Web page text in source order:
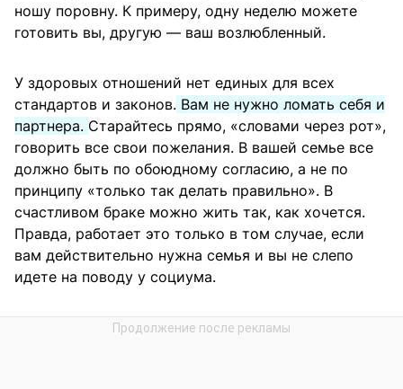
ношу поровну. К примеру, одну неделю можете
готовить вы, другую — ваш возлюбленный.
У здоровых отношений нет единых для всех
стандартов и законов. Вам не нужно ломать себя и
партнера. Старайтесь прямо, «словами через рот»,
говорить все свои пожелания. В вашей семье все
должно быть по обоюдному согласию, а не по
принципу «только так делать правильно». В
счастливом браке можно жить так, как хочется.
Правда, работает это только в том случае, если
вам действительно нужна семья и вы не слепо
идете на поводу у социума.